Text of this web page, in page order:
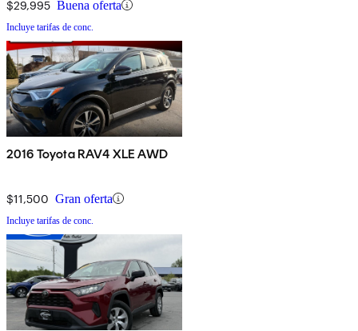
$29,995 Buena oferta
Incluye tarifas de conc.
2016 Toyota RAV4 XLE AWD
$11,500 Gran oferta
Incluye tarifas de conc.